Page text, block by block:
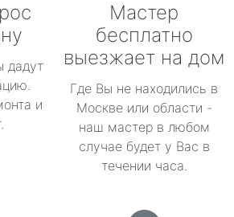
дадут
и
Мастер
бесплатно
выезжает на дом
Где Вы не находились в
Москве или области -
наш мастер в любом
случае будет у Вас в
течении часа.